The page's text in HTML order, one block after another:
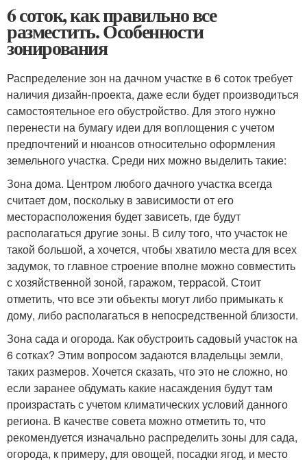
6 соток, как правильно все
разместить. Особенности
зонирования
Распределение зон на дачном участке в 6 соток требует
наличия дизайн-проекта, даже если будет производиться
самостоятельное его обустройство. Для этого нужно
перенести на бумагу идеи для воплощения с учетом
предпочтений и нюансов относительно оформления
земельного участка. Среди них можно выделить такие:
Зона дома. Центром любого дачного участка всегда
считает дом, поскольку в зависимости от его
месторасположения будет зависеть, где будут
располагаться другие зоны. В силу того, что участок не
такой большой, а хочется, чтобы хватило места для всех
задумок, то главное строение вполне можно совместить
с хозяйственной зоной, гаражом, террасой. Стоит
отметить, что все эти объекты могут либо примыкать к
дому, либо располагаться в непосредственной близости.
Зона сада и огорода. Как обустроить садовый участок на
6 сотках? Этим вопросом задаются владельцы земли,
таких размеров. Хочется сказать, что это не сложно, но
если заранее обдумать какие насаждения будут там
произрастать с учетом климатических условий данного
региона. В качестве совета можно отметить то, что
рекомендуется изначально распределить зоны для сада,
огорода, к примеру, для овощей, посадки ягод, и место